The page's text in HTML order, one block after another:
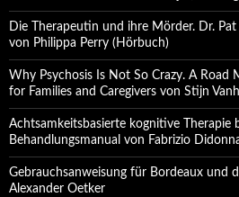
Die Therapeutin und ihre Mörder. Dr.
von Philippa Perry (Hörbuch)
Why Psychosis Is Not So Crazy. A Road
for Families and Caregivers von Stijn
Achtsamkeitsbasierte kognitive Therapie
Behandlungsmanual von Fabrizio
Gebrauchsanweisung für Bordeaux und
Alexander Oetker